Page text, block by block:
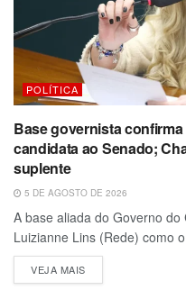
POLÍTICA
Base governista
candidata ao Senado;
suplente
5 DE AGOSTO DE 2026
A base aliada do Governo
Luizianne Lins (Rede) como
VEJA MAIS